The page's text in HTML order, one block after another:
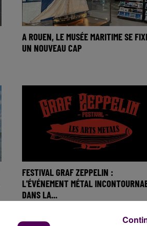
A ROUEN, LE MUSÉE MARITIME SE
UN NOUVEAU CAP
FESTIVAL GRAF ZEPPELIN :
L'ÉVÉNEMENT MÉTAL
DANS LA...